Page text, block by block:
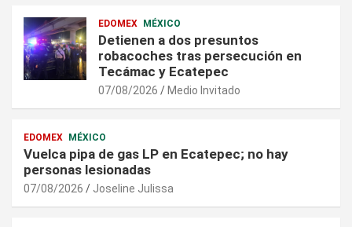
EDOMEX MÉXICO
Detienen a dos presuntos
robacoches tras persecución en
Tecámac y Ecatepec
07/08/2026 Medio Invitado
EDOMEX MÉXICO
Vuelca pipa de gas LP en Ecatepec; no hay
personas lesionadas
07/08/2026 Joseline Julissa